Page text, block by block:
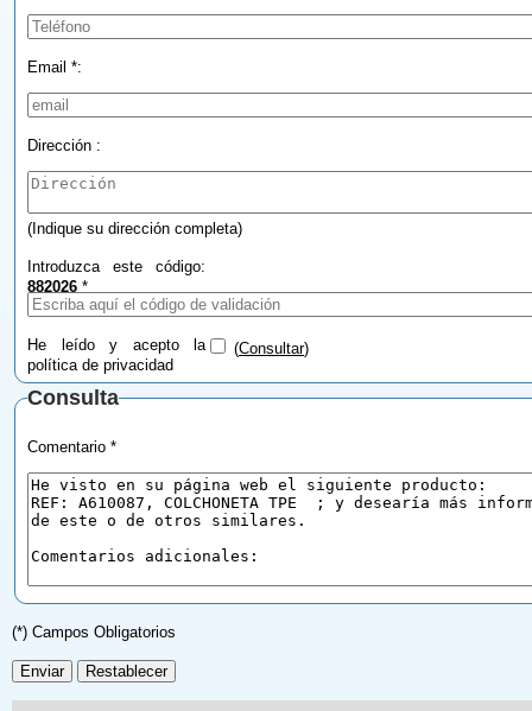
Email *:
Dirección :
(Indique su dirección completa)
Introduzca este código:
882026 *
He leído y acepto la
política de privacidad
(Consultar)
Consulta
Comentario *
(*) Campos Obligatorios